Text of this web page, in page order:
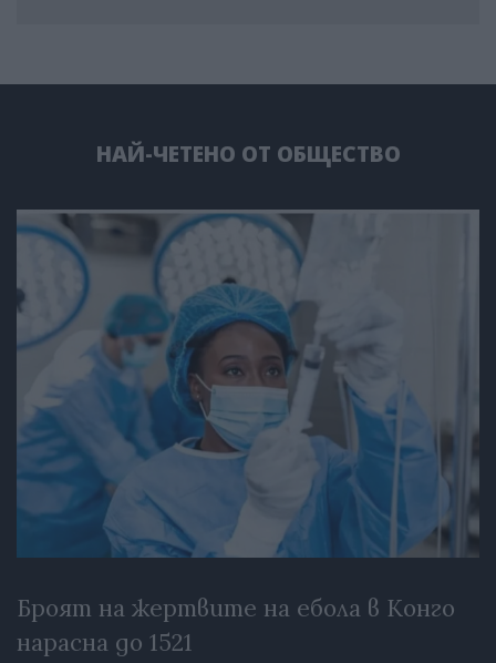
НАЙ-ЧЕТЕНО ОТ ОБЩЕСТВО
Броят на жертвите на ебола в Конго
нарасна до 1521